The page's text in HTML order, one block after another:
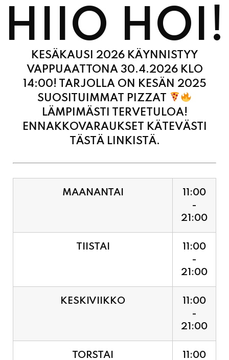
KESÄKAUSI 2026 KÄYNNISTYY
VAPPUAATTONA 30.4.2026 KLO
14:00! TARJOLLA ON KESÄN 2025
SUOSITUIMMAT PIZZAT
LÄMPIMÄSTI TERVETULOA!
ENNAKKOVARAUKSET KÄTEVÄSTI
TÄSTÄ LINKISTÄ.
-
21:00
11:00
-
21:00
11:00
-
21:00
11:00
-
21:00